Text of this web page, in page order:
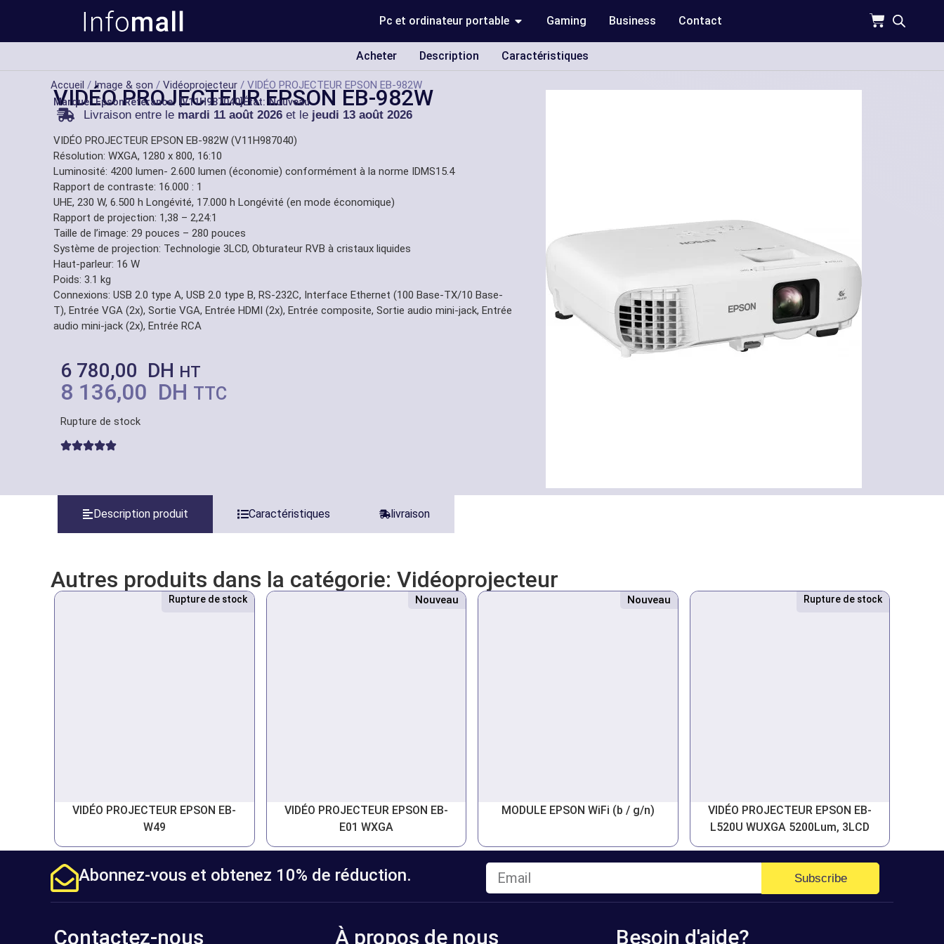
Pc et ordinateur portable Gaming Business Contact
Acheter Description Caractéristiques
Accueil /Image & son / Vidéoprojecteur / VIDÉO PROJECTEUR EPSON EB-982W
VIDÉO PROJECTEUR EPSON EB-982W
Marque:Epson Référance: [V11H987040]État: Nouveau
Livraison entre le mardi 11 août 2026 et le jeudi 13 août 2026
VIDÉO PROJECTEUR EPSON EB-982W (V11H987040)
Résolution: WXGA, 1280 x 800, 16:10
Luminosité: 4200 lumen- 2.600 lumen (économie) conformément à la norme IDMS15.4
Rapport de contraste: 16.000 : 1
UHE, 230 W, 6.500 h Longévité, 17.000 h Longévité (en mode économique)
Rapport de projection: 1,38 – 2,24:1
Taille de l’image: 29 pouces – 280 pouces
Système de projection: Technologie 3LCD, Obturateur RVB à cristaux liquides
Haut-parleur: 16 W
Poids: 3.1 kg
Connexions: USB 2.0 type A, USB 2.0 type B, RS-232C, Interface Ethernet (100 Base-TX/10 Base-
T), Entrée VGA (2x), Sortie VGA, Entrée HDMI (2x), Entrée composite, Sortie audio mini-jack, Entrée
audio mini-jack (2x), Entrée RCA
6 780,00 DH HT
8 136,00 DH TTC
Rupture de stock
Description produit Caractéristiques livraison
Autres produits dans la catégorie: Vidéoprojecteur
Nouveau
Rupture de stock
VIDÉO PROJECTEUR EPSON EB-
W49
Nouveau
VIDÉO PROJECTEUR EPSON EB-
E01 WXGA
Nouveau
MODULE EPSON WiFi (b / g/n)
Nouveau
Rupture de stock
VIDÉO PROJECTEUR EPSON EB-
L520U WUXGA 5200Lum, 3LCD
Abonnez-vous et obtenez 10% de réduction. Subscribe
Contactez-nous À propos de nous Besoin d'aide?